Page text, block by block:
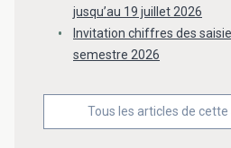
jusqu’au 19 juillet 2026
Invitation chiffres des
semestre 2026
Tous les articles de cette